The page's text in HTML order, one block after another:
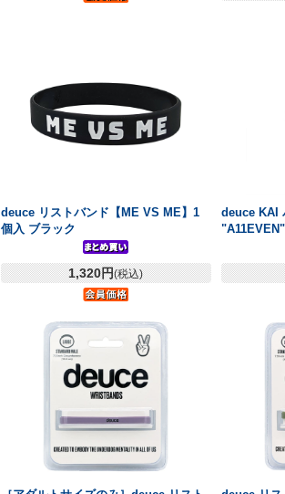
deuce リストバンド【ME VS ME】1
個入 ブラック
1,320円(税込)
deuce KAI